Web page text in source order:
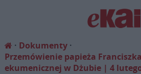
Dokumenty
Przemówienie papieża
ekumenicznej w Dżubie | 4